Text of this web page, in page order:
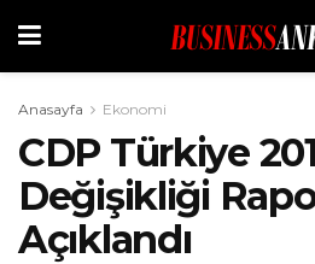
Anasayfa Ekonomi
CDP Türkiye
Değişikliği
Açıklandı